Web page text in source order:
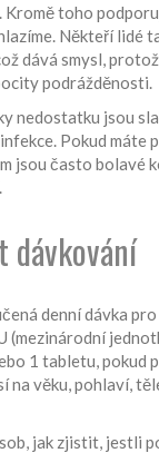
Kromě toho
Někteří lidé
dává smysl,
podrážděnosti.
nedostatku jsou
Pokud máte
jsou často bolavé
dávkování
denní dávka
(mezinárodní
1 tabletu, pokud
na věku, pohlaví,
jak zjistit, jestli